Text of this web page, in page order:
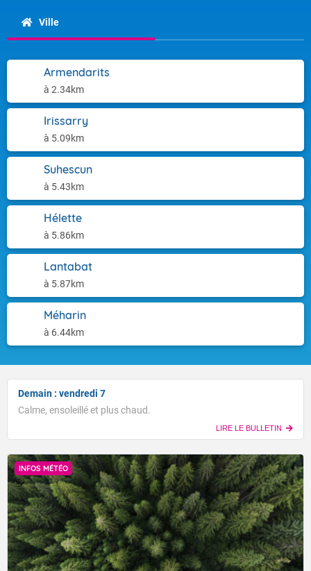
Ville
Armendarits
à 2.34km
Irissarry
à 5.09km
Suhescun
à 5.43km
Hélette
à 5.86km
Lantabat
à 5.87km
Méharin
à 6.44km
Demain : vendredi 7
Calme, ensoleillé et plus chaud.
LIRE LE BULLETIN
INFOS MÉTÉO